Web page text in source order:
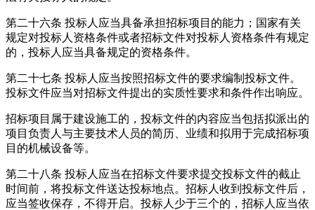
第二十六条 投标人应当具备承担招标项目的能力；国家有关
规定对投标人资格条件或者招标文件对投标人资格条件有规定
的，投标人应当具备规定的资格条件。
第二十七条 投标人应当按照招标文件的要求编制投标文件。
投标文件应当对招标文件提出的实质性要求和条件作出响应。
招标项目属于建设施工的，投标文件的内容应当包括拟派出的
项目负责人与主要技术人员的简历、业绩和拟用于完成招标项
目的机械设备等。
第二十八条 投标人应当在招标文件要求提交投标文件的截止
时间前，将投标文件送达投标地点。招标人收到投标文件后，
应当签收保存，不得开启。投标人少于三个的，招标人应当依